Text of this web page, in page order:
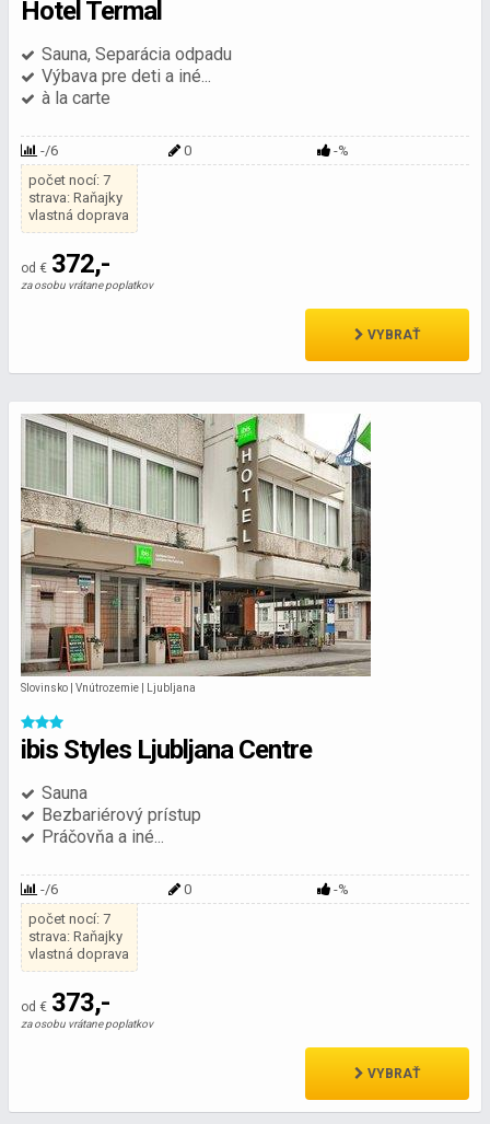
Hotel Termal
Sauna, Separácia odpadu
Výbava pre deti a iné...
à la carte
-/6 0
-%
počet nocí: 7
strava: Raňajky
vlastná doprava
od € 372,-
za osobu vrátane poplatkov
VYBRAŤ
Slovinsko | Vnútrozemie | Ljubljana
ibis Styles Ljubljana Centre
Sauna
Bezbariérový prístup
Práčovňa a iné...
-/6 0
-%
počet nocí: 7
strava: Raňajky
vlastná doprava
od € 373,-
za osobu vrátane poplatkov
VYBRAŤ